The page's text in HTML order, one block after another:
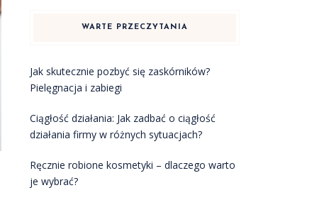
WARTE PRZECZYTANIA
Jak skutecznie pozbyć się zaskórników?
Pielęgnacja i zabiegi
Ciągłość działania: Jak zadbać o ciągłość
działania firmy w różnych sytuacjach?
Ręcznie robione kosmetyki – dlaczego warto
je wybrać?